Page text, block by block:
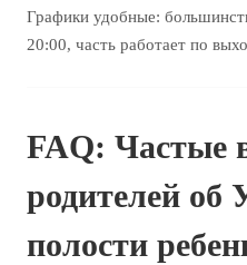
Графики удобные:
20:00, часть работает по
FAQ: Частые
родителей
полости